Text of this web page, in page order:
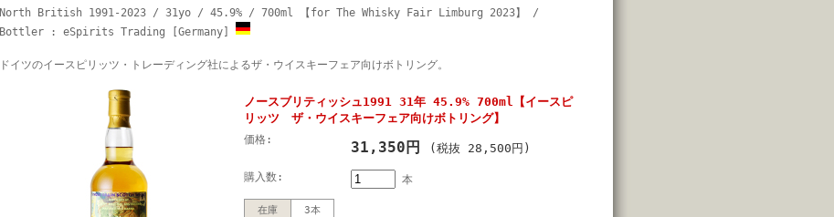
North British 1991-2023 / 31yo / 45.9% / 700ml 【for The Whisky Fair Limburg 2023】 /
Bottler : eSpirits Trading [Germany]
ドイツのイースピリッツ・トレーディング社によるザ・ウイスキーフェア向けボトリング。
ノースブリティッシュ1991 31年 45.9% 700ml【イースピ
リッツ ザ・ウイスキーフェア向けボトリング】
価格: 31,350円 (税抜 28,500円)
購入数: 本
在庫 3本